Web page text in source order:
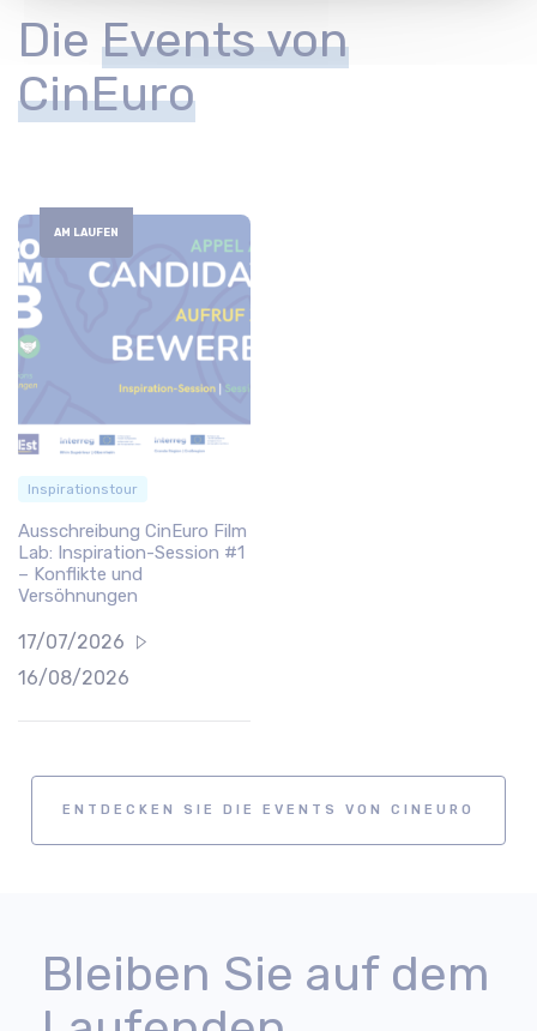
Die Events von
CinEuro
AM LAUFEN
Inspirationstour
Ausschreibung CinEuro Film
Lab: Inspiration-Session #1
– Konflikte und
Versöhnungen
17/07/2026
16/08/2026
ENTDECKEN SIE DIE EVENTS VON CINEURO
Bleiben Sie auf dem